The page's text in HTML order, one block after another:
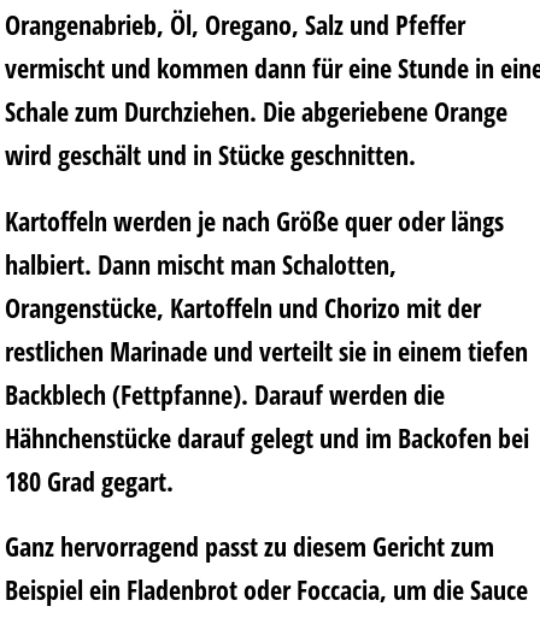
Orangenabrieb, Öl, Oregano, Salz und Pfeffer
vermischt und kommen dann für eine Stunde in
Schale zum Durchziehen. Die abgeriebene Orange
wird geschält und in Stücke geschnitten.
Kartoffeln werden je nach Größe quer oder längs
halbiert. Dann mischt man Schalotten,
Orangenstücke, Kartoffeln und Chorizo mit der
restlichen Marinade und verteilt sie in einem tiefen
Backblech (Fettpfanne). Darauf werden die
Hähnchenstücke darauf gelegt und im Backofen bei
180 Grad gegart.
Ganz hervorragend passt zu diesem Gericht zum
Beispiel ein Fladenbrot oder Foccacia, um die Sauce